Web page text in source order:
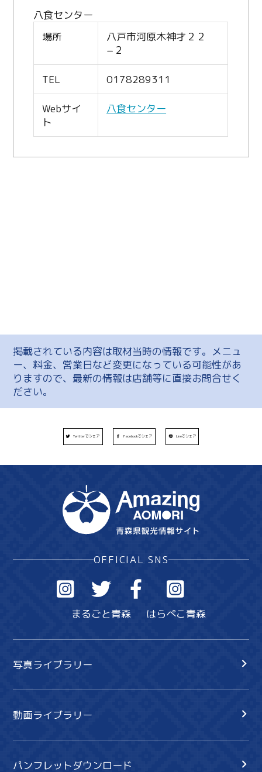
八食センター
場所
八戸市河原木神才２２
−２
TEL 0178289311
Webサイ
ト
八食センター
掲載されている内容は取材当時の情報です。メニュ
ー、料金、営業日など変更になっている可能性があ
りますので、最新の情報は店舗等に直接お問合せく
ださい。
Twitterでシェア Facebookでシェア Lineでシェア
OFFICIAL SNS
まるごと青森 はらぺこ青森
写真ライブラリー
動画ライブラリー
パンフレットダウンロード